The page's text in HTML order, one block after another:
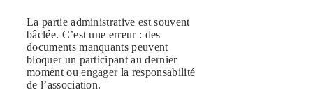
La partie administrative est souvent
bâclée. C’est une erreur : des
documents manquants peuvent
bloquer un participant au dernier
moment ou engager la responsabilité
de l’association.